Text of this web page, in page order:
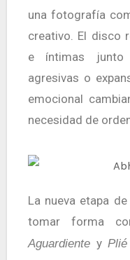
una fotografía
creativo. El disco
e íntimas junto
agresivas o
emocional
necesidad de
La nueva etapa de Abhir ya había comenzado a
tomar forma
Aguardientey